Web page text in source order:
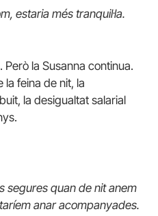
estaria més tranquil·la.
la Susanna continua.
la feina de nit, la
la desigualtat salarial
segures quan de nit anem
anar acompanyades.